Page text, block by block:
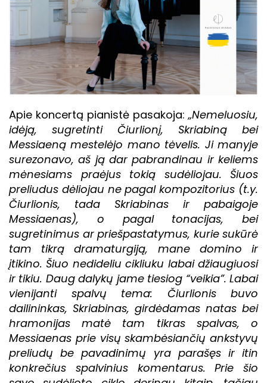
Apie koncertą pianistė pasakoja:„Nemeluosiu,
idėją, sugretinti Čiurlionį, Skriabiną bei
Messiaeną mestelėjo mano tėvelis. Ji manyje
surezonavo, aš ją dar pabrandinau ir keliems
mėnesiams praėjus tokią sudėliojau. Šiuos
preliudus dėliojau ne pagal kompozitorius (t.y.
Čiurlionis, tada Skriabinas ir pabaigoje
Messiaenas), o pagal tonacijas, bei
sugretinimus ar priešpastatymus, kurie sukūrė
tam tikrą dramaturgiją, mane domino ir
įtikino. Šiuo nedideliu cikliuku labai džiaugiuosi
ir tikiu. Daug dalykų jame tiesiog “veikia”. Labai
vienijanti spalvų tema: Čiurlionis buvo
dailininkas, Skriabinas, girdėdamas natas bei
hramonijas matė tam tikras spalvas, o
Messiaenas prie visų skambėsiančių ankstyvų
preliudų be pavadinimų yra parašęs ir itin
konkrečius spalvinius komentarus. Prie šio